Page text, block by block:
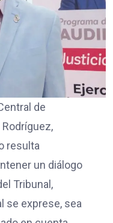
de
resulta
un diálogo
Tribunal,
se exprese, sea